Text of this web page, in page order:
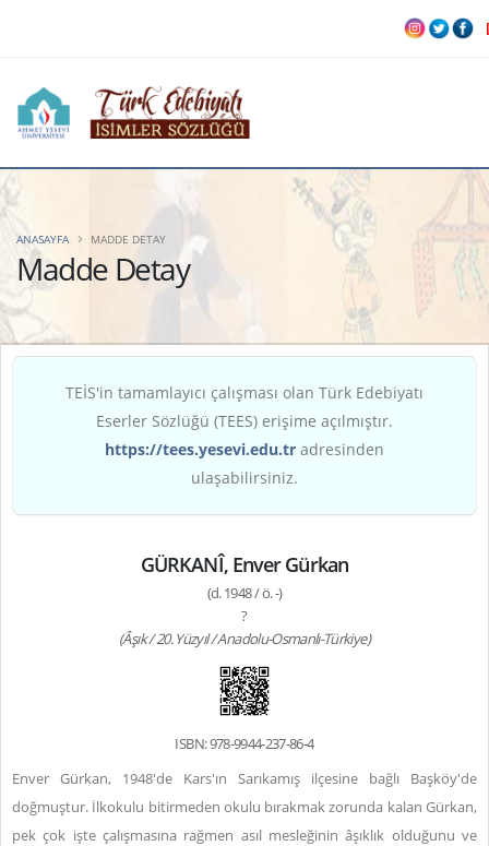
Madde Detay
ANASAYFA MADDE DETAY
TEİS'in tamamlayıcı çalışması olan Türk Edebiyatı
Eserler Sözlüğü (TEES) erişime açılmıştır.
https://tees.yesevi.edu.tr adresinden
ulaşabilirsiniz.
GÜRKANÎ, Enver Gürkan
(d. 1948 / ö. -)
?
(Âşık / 20. Yüzyıl / Anadolu-Osmanlı-Türkiye)
ISBN: 978-9944-237-86-4
Enver Gürkan, 1948'de Kars'ın Sarıkamış ilçesine bağlı Başköy'de
doğmuştur. İlkokulu bitirmeden okulu bırakmak zorunda kalan Gürkan,
pek çok işte çalışmasına rağmen asıl mesleğinin âşıklık olduğunu ve